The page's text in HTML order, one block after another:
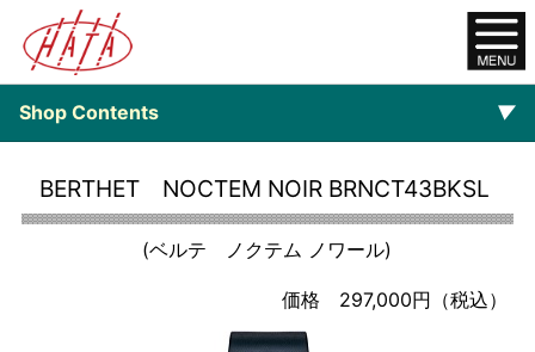
Shop Contents ▼
ご注文について
BERTHET NOCTEM NOIR BRNCT43BKSL
(ベルテ ノクテム ノワール)
価格 297,000円（税込）